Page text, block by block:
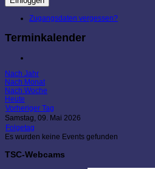
Zugangsdaten vergessen?
Terminkalender
Nach Jahr
Nach Monat
Nach Woche
Heute
Vorheriger Tag
Samstag, 09. Mai 2026
Folgetag
Es wurden keine Events gefunden
TSC-Webcams